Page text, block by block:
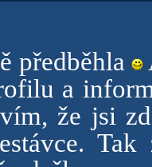
předběhla
a
že jsi